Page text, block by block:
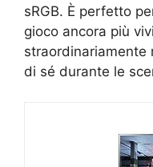
sRGB. È perfetto
gioco ancora più
straordinariamente
di sé durante le